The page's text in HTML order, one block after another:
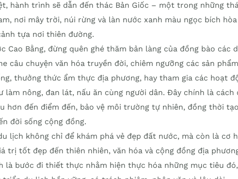
hành trình sẽ dẫn đến thác Bản Giốc – một trong những
nơi mây trời, núi rừng và làn nước xanh màu ngọc bích
tựa nơi thiên đường.
Cao Bằng, đừng quên ghé thăm bản làng của đồng bào các
câu chuyện văn hóa truyền đời, chiêm ngưỡng các sản
thưởng thức ẩm thực địa phương, hay tham gia các hoạt
làm nông, đan lát, nấu ăn cùng người dân. Đây chính là cách
hơn đến điểm đến, bảo vệ môi trường tự nhiên, đồng thời
đời sống cộng đồng.
lịch không chỉ để khám phá vẻ đẹp đất nước, mà còn là cơ
trị tốt đẹp đến thiên nhiên, văn hóa và cộng đồng địa
là bước đi thiết thực nhằm hiện thực hóa những mục tiêu